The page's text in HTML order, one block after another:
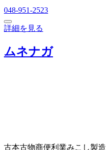
048-951-2523
詳細を見る
ムネナガ
古本古物商便利業みこし製造